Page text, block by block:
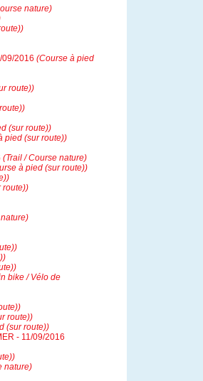
nature)
09/2016 (Course à pied
route))
(sur route))
pied (sur route))
(Trail / Course nature)
à pied (sur route))
route))
bike / Vélo de
route))
(sur route))
- 11/09/2016
nature)